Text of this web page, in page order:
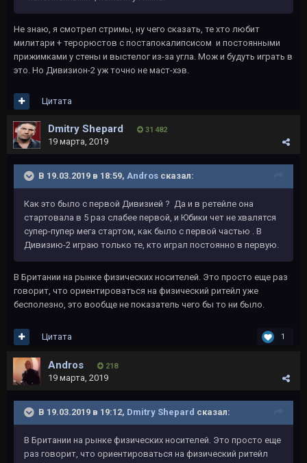
Не знаю, я смотрел стримы, ну чего сказать, те хто любит
милитари + терорюстов с постапокалипсисом и постоянными
прижимками у стены и выстелог из-за угла. Мож и будуть играть в
это. Но Дивизион-2 уж точно не маст-хэв.
Цитата
Dmitry Shepard 31 482
19 марта, 2019
В 19.03.2019 в 18:59, Andros сказал:
Как это было с первой Дивизией ? Да и в ретейле она
стартовала в 5 раз слабее первой, и Юбики чет не хвалятся
супер-пупер мега стартом, как было с первой частью . В
Дивизию-2 играю только те, кто играл постоянно в первую.
В Британии на рынке физических носителей. Это просто еще раз
говорит, что ориентироваться на физический ритейл уже
бесполезно, это вообще не показатель чего бы то ни было.
1
Цитата
Andros 218
19 марта, 2019
В 19.03.2019 в 19:12, Dmitry Shepard сказал:
В Британии на рынке физических носителей. Это просто еще
раз говорит, что ориентироваться на физический ритейл